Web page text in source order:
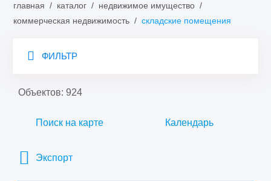
главная / каталог / недвижимое имущество /
коммерческая недвижимость / складские помещения
ФИЛЬТР
Объектов: 924
Поиск на карте Календарь
Экспорт